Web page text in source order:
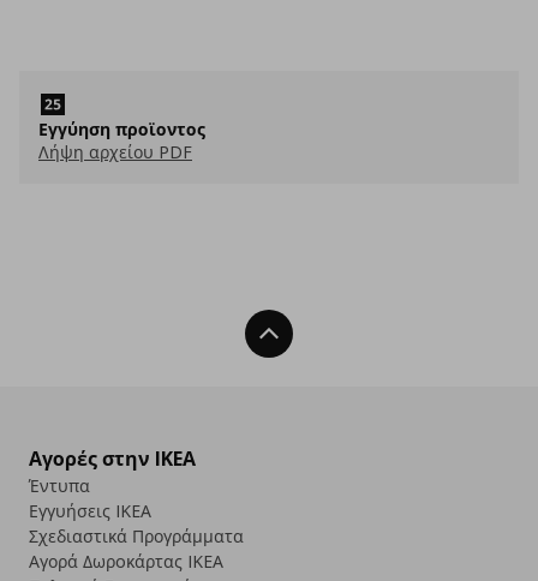
Εγγύηση προϊοντος
Λήψη αρχείου PDF
Back To Top
Αγορές στην IKEA
Έντυπα
Εγγυήσεις IKEA
Σχεδιαστικά Προγράμματα
Αγορά Δωρoκάρτας IKEA